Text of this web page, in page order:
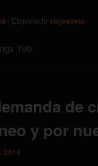
Etiquetado viajeszeta
Yet)
de
y por
2014